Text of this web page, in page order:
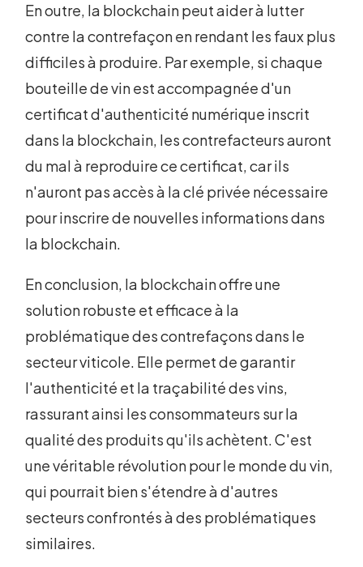
En outre, la blockchain peut aider à lutter
contre la contrefaçon en rendant les faux plus
difficiles à produire. Par exemple, si chaque
bouteille de vin est accompagnée d'un
certificat d'authenticité numérique inscrit
dans la blockchain, les contrefacteurs auront
du mal à reproduire ce certificat, car ils
n'auront pas accès à la clé privée nécessaire
pour inscrire de nouvelles informations dans
la blockchain.
En conclusion, la blockchain offre une
solution robuste et efficace à la
problématique des contrefaçons dans le
secteur viticole. Elle permet de garantir
l'authenticité et la traçabilité des vins,
rassurant ainsi les consommateurs sur la
qualité des produits qu'ils achètent. C'est
une véritable révolution pour le monde du vin,
qui pourrait bien s'étendre à d'autres
secteurs confrontés à des problématiques
similaires.